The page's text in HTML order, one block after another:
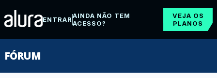
ENTRARAINDA NÃO TEM
ACESSO?
VEJA OS
PLANOS
FÓRUM